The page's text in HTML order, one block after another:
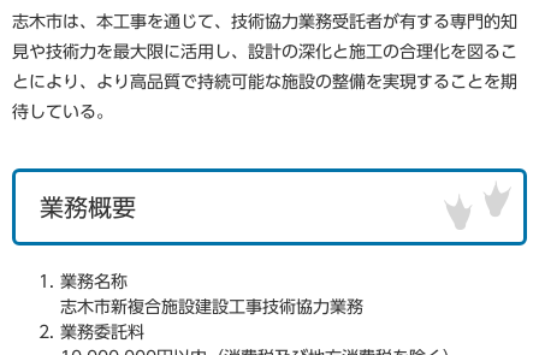
志木市は、本工事を通じて、技術協力業務受託者が有する専門的知
見や技術力を最大限に活用し、設計の深化と施工の合理化を図るこ
とにより、より高品質で持続可能な施設の整備を実現することを期
待している。
業務概要
業務名称
志木市新複合施設建設工事技術協力業務
業務委託料